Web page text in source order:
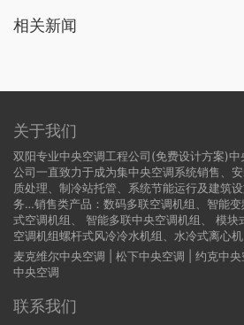
相关新闻
关于我们
双阳专业中央空调工程公司(免费设计方案)中
公司一直致力于成为集中央空调系统销售、
质处理、制冷站托管、系统节能运行及建筑
务…销售类产品：数码多联空调机组、智能
式空调机组、 智能多联中央空调机组、 模块
空调机组螺杆式风冷冷水机组、水冷式离心机
麦克维尔中央空调
松下中央空调 约克中央
中央空调
联系我们